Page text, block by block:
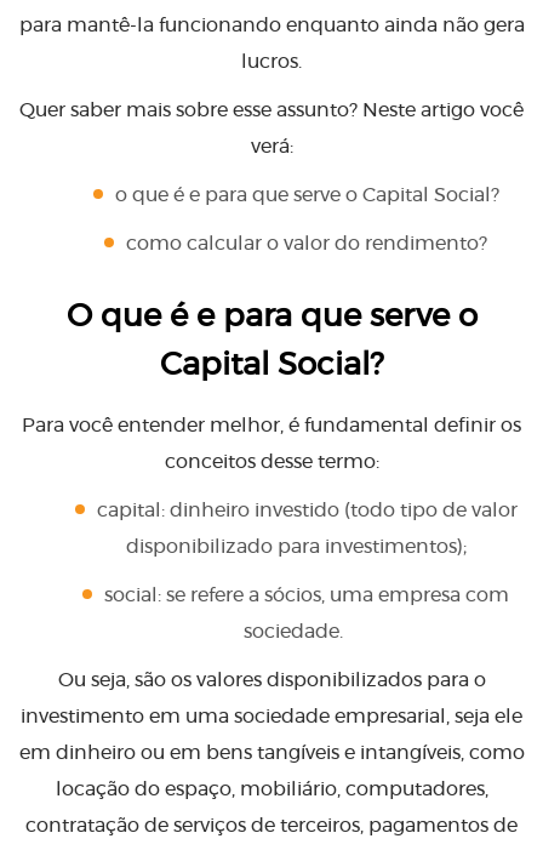
para mantê-la funcionando enquanto ainda não gera
lucros.
Quer saber mais sobre esse assunto? Neste artigo você
verá:
o que é e para que serve o Capital Social?
como calcular o valor do rendimento?
O que é e para que serve o
Capital Social?
Para você entender melhor, é fundamental definir os
conceitos desse termo:
capital: dinheiro investido (todo tipo de valor
disponibilizado para investimentos);
social: se refere a sócios, uma empresa com
sociedade.
Ou seja, são os valores disponibilizados para o
investimento em uma sociedade empresarial, seja ele
em dinheiro ou em bens tangíveis e intangíveis, como
locação do espaço, mobiliário, computadores,
contratação de serviços de terceiros, pagamentos de